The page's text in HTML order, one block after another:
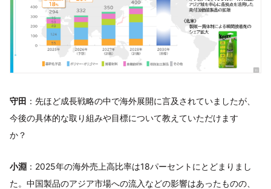
守田 ：先ほど成長戦略の中で海外展開に言及されていましたが、
今後の具体的な取り組みや目標について教えていただけます
か？
小淵 ：2025年の海外売上高比率は18パーセントにとどまりまし
た。中国製品のアジア市場への流入などの影響はあったものの、